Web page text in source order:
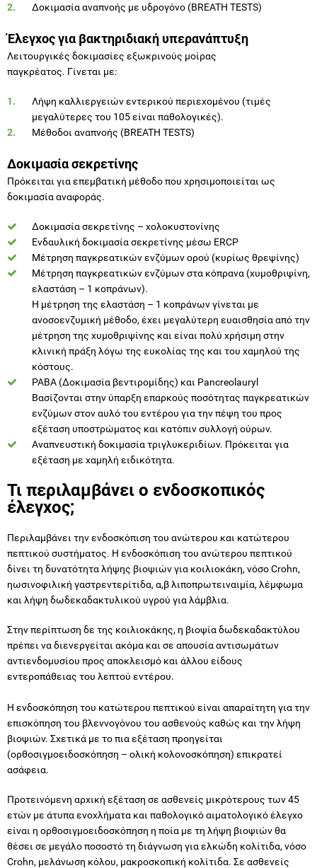
Δοκιμασία αναπνοής με υδρογόνο (BREATH TESTS)
Έλεγχος για βακτηριδιακή υπερανάπτυξη
Λειτουργικές δοκιμασίες εξωκρινούς μοίρας
παγκρέατος. Γίνεται με:
Λήψη καλλιεργειών εντερικού περιεχομένου (τιμές
μεγαλύτερες του 105 είναι παθολογικές).
Μέθοδοι αναπνοής (BREATH TESTS)
Δοκιμασία σεκρετίνης
Πρόκειται για επεμβατική μέθοδο που χρησιμοποιείται ως
δοκιμασία αναφοράς.
Δοκιμασία σεκρετίνης – χολοκυστονίνης
Ενδαυλική δοκιμασία σεκρετίνης μέσω ERCP
Μέτρηση παγκρεατικών ενζύμων ορού (κυρίως θρεψίνης)
Μέτρηση παγκρεατικών ενζύμων στα κόπρανα (χυμοθριψίνη,
ελαστάση – 1 κοπράνων).
Η μέτρηση της ελαστάση – 1 κοπράνων γίνεται με
ανοσοενζυμική μέθοδο, έχει μεγαλύτερη ευαισθησία από την
μέτρηση της χυμοθριψίνης και είναι πολύ χρήσιμη στην
κλινική πράξη λόγω της ευκολίας της και του χαμηλού της
κόστους.
PABA (Δοκιμασία βεντιρομίδης) και Pancreolauryl
Βασίζονται στην ύπαρξη επαρκούς ποσότητας παγκρεατικών
ενζύμων στον αυλό του εντέρου για την πέψη του προς
εξέταση υποστρώματος και κατόπιν συλλογή ούρων.
Αναπνευστική δοκιμασία τριγλυκεριδίων. Πρόκειται για
εξέταση με χαμηλή ειδικότητα.
Τι περιλαμβάνει ο ενδοσκοπικός
έλεγχος;
Περιλαμβάνει την ενδοσκόπιση του ανώτερου και κατώτερου
πεπτικού συστήματος. Η ενδοσκόπιση του ανώτερου πεπτικού
δίνει τη δυνατότητα λήψης βιοψιών για κοιλιοκάκη, νόσο Crohn,
ηωσινοφιλική γαστρεντερίτιδα, α,β λιποπρωτειναιμία, λέμφωμα
και λήψη δωδεκαδακτυλικού υγρού για λάμβλια.
Στην περίπτωση δε της κοιλιοκάκης, η βιοψία δωδεκαδακτύλου
πρέπει να διενεργείται ακόμα και σε απουσία αντισωμάτων
αντιενδομυσίου προς αποκλεισμό και άλλου είδους
εντεροπάθειας του λεπτού εντέρου.
Η ενδοσκόπηση του κατώτερου πεπτικού είναι απαραίτητη για την
επισκόπηση του βλεννογόνου του ασθενούς καθώς και την λήψη
βιοψιών. Σχετικά με το πια εξέταση προηγείται
(ορθοσιγμοειδοσκόπηση – ολική κολονοσκόπηση) επικρατεί
ασάφεια.
Προτεινόμενη αρχική εξέταση σε ασθενείς μικρότερους των 45
ετών με άτυπα ενοχλήματα και παθολογικό αιματολογικό έλεγχο
είναι η ορθοσιγμοειδοσκόπηση η ποία με τη λήψη βιοψιών θα
θέσει σε μεγάλο ποσοστό τη διάγνωση για ελκώδη κολίτιδα, νόσο
Crohn, μελάνωση κόλου, μακροσκοπική κολίτιδα. Σε ασθενείς